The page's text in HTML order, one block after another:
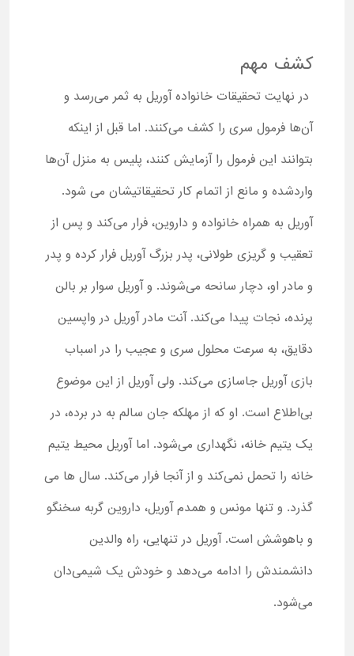
کشف مهم
در نهایت تحقیقات خانواده آوریل به ثمر می‌رسد و
آن‌ها فرمول سری را کشف می‌کنند. اما قبل از اینکه
بتوانند این فرمول را آزمایش کنند، پلیس به منزل آن‌ها
واردشده و مانع از اتمام کار تحقیقاتیشان می شود.
آوریل به همراه خانواده و داروین، فرار می‌کند و پس از
تعقیب و گریزی طولانی، پدر بزرگ آوریل فرار کرده و پدر
و مادر او، دچار سانحه می‌شوند. و آوریل سوار بر بالن
پرنده، نجات پیدا می‌کند. آنت مادر آوریل در واپسین
دقایق، به سرعت محلول سری و عجیب را در اسباب
بازی آوریل جاسازی می‌کند. ولی آوریل از این موضوع
بی‌اطلاع است. او که از مهلکه جان سالم به در برده، در
یک یتیم خانه، نگهداری می‌شود. اما آوریل محیط یتیم
خانه را تحمل نمی‌کند و از آنجا فرار می‌کند. سال ها می
گذرد. و تنها مونس و همدم آوریل، داروین گربه سخنگو
و باهوشش است. آوریل در تنهایی، راه والدین
دانشمندش را ادامه می‌دهد و خودش یک شیمی‌دان
می‌شود.